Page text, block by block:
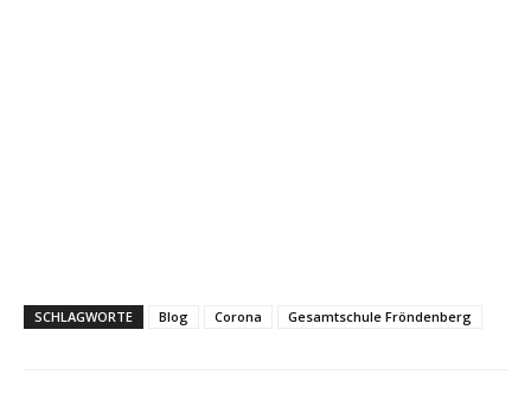
SCHLAGWORTE Blog Corona Gesamtschule Fröndenberg